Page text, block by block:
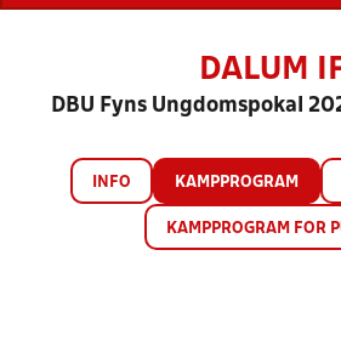
DALUM
DBU Fyns Ungdomspokal
INFO KAMPPROGRAM
KAMPPROGRAM FOR